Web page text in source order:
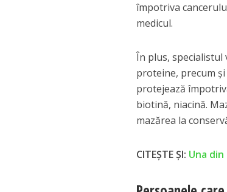
împotriva
medicul.
În plus, specialistul
proteine, precum
protejează
biotină, niacină.
mazărea la
CITEȘTE ȘI: Una